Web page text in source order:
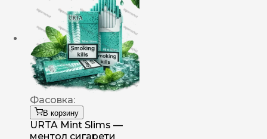
Фасовка:
В корзину
URTA Mint Slims —
ментол сигарети